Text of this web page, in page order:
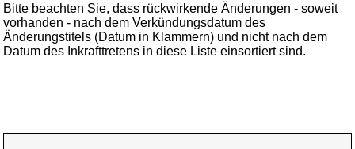
Bitte beachten Sie, dass rückwirkende Änderungen - soweit
vorhanden - nach dem Verkündungsdatum des
Änderungstitels (Datum in Klammern) und nicht nach dem
Datum des Inkrafttretens in diese Liste einsortiert sind.